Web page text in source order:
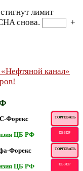
лимит
снова.
+
Форекс ТОРГОВАТЬ
ЦБ РФ ОБЗОР
Форекс ТОРГОВАТЬ
ЦБ РФ ОБЗОР